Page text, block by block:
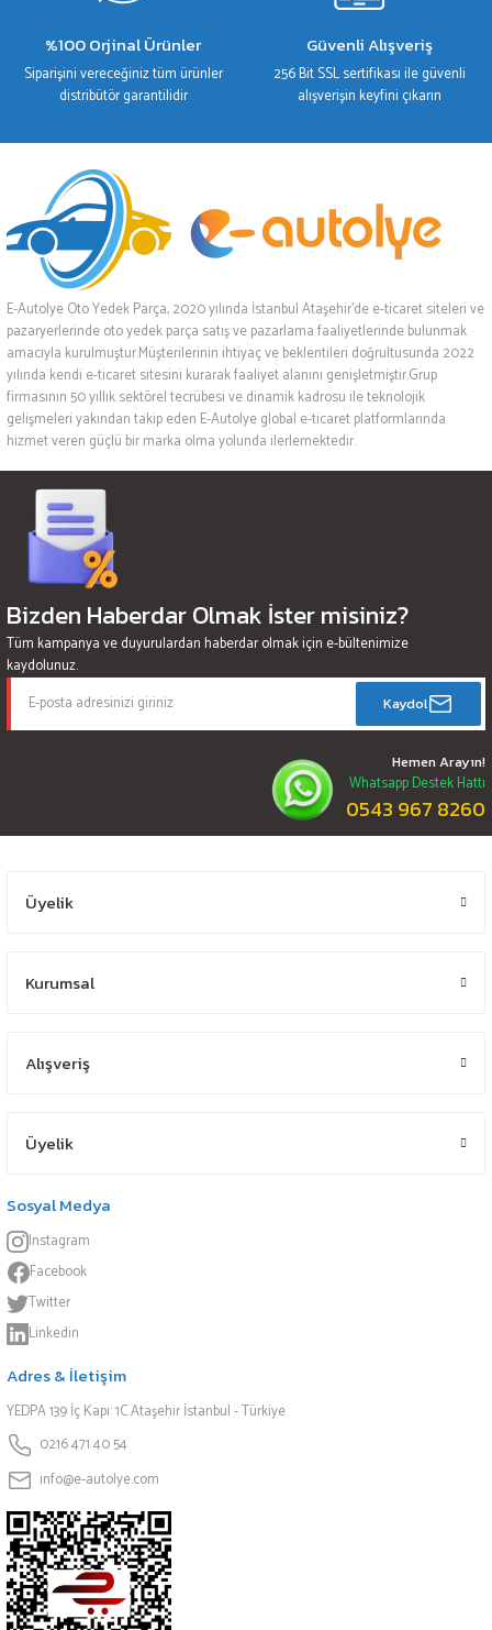
%100 Orjinal Ürünler
Siparişini vereceğiniz tüm ürünler
distribütör garantilidir
Güvenli Alışveriş
256 Bit SSL sertifikası ile güvenli
alışverişin keyfini çıkarın
E-Autolye Oto Yedek Parça, 2020 yılında İstanbul Ataşehir’de e-ticaret siteleri ve
pazaryerlerinde oto yedek parça satış ve pazarlama faaliyetlerinde bulunmak
amacıyla kurulmuştur.Müşterilerinin ihtiyaç ve beklentileri doğrultusunda 2022
yılında kendi e-ticaret sitesini kurarak faaliyet alanını genişletmiştir.Grup
firmasının 50 yıllık sektörel tecrübesi ve dinamik kadrosu ile teknolojik
gelişmeleri yakından takip eden E-Autolye global e-ticaret platformlarında
hizmet veren güçlü bir marka olma yolunda ilerlemektedir.
Bizden Haberdar Olmak İster misiniz?
Tüm kampanya ve duyurulardan haberdar olmak için e-bültenimize
kaydolunuz.
Kaydol
Hemen Arayın!
Whatsapp Destek Hattı
0543 967 8260
Üyelik
Kurumsal
Alışveriş
Üyelik
Sosyal Medya
Instagram
Facebook
Twitter
Linkedin
Adres & İletişim
YEDPA 139 İç Kapı: 1C Ataşehir İstanbul - Türkiye
0216 471 40 54
info@e-autolye.com